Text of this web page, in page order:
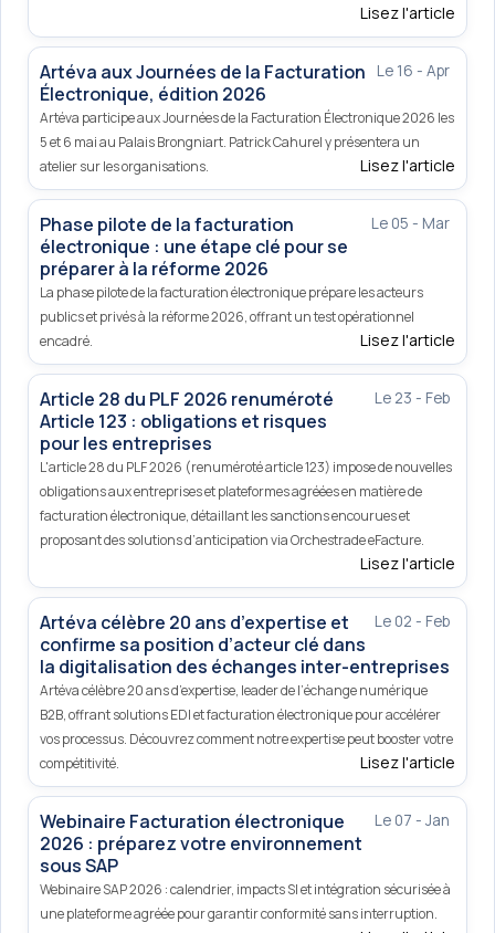
Lisez l'article
Le 16 - Apr
Artéva aux Journées de la Facturation
Électronique, édition 2026
Artéva participe aux Journées de la Facturation Électronique 2026 les
5 et 6 mai au Palais Brongniart. Patrick Cahurel y présentera un
atelier sur les organisations.
Lisez l'article
Le 05 - Mar
Phase pilote de la facturation
électronique : une étape clé pour se
préparer à la réforme 2026
La phase pilote de la facturation électronique prépare les acteurs
publics et privés à la réforme 2026, offrant un test opérationnel
encadré.
Lisez l'article
Le 23 - Feb
Article 28 du PLF 2026 renuméroté
Article 123 : obligations et risques
pour les entreprises
L'article 28 du PLF 2026 (renuméroté article 123) impose de nouvelles
obligations aux entreprises et plateformes agréées en matière de
facturation électronique, détaillant les sanctions encourues et
proposant des solutions d’anticipation via Orchestrade eFacture.
Lisez l'article
Le 02 - Feb
Artéva célèbre 20 ans d’expertise et
confirme sa position d’acteur clé dans
la digitalisation des échanges inter-entreprises
Artéva célèbre 20 ans d’expertise, leader de l’échange numérique
B2B, offrant solutions EDI et facturation électronique pour accélérer
vos processus. Découvrez comment notre expertise peut booster votre
compétitivité.
Lisez l'article
Le 07 - Jan
Webinaire Facturation électronique
2026 : préparez votre environnement
sous SAP
Webinaire SAP 2026 : calendrier, impacts SI et intégration sécurisée à
une plateforme agréée pour garantir conformité sans interruption.